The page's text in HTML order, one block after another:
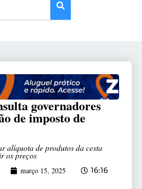
governadores
de imposto de
alíquota de produtos da cesta
os preços
março 15, 2025 16:16